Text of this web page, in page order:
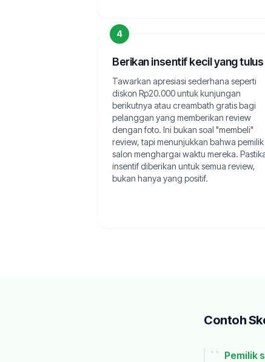
4
Berikan insentif kecil yang tulus
Tawarkan apresiasi sederhana seperti
diskon Rp20.000 untuk kunjungan
berikutnya atau creambath gratis bagi
pelanggan yang memberikan review
dengan foto. Ini bukan soal "membeli"
review, tapi menunjukkan bahwa pemilik
salon menghargai waktu mereka.
insentif diberikan untuk semua review,
bukan hanya yang positif.
Contoh
Pemilik